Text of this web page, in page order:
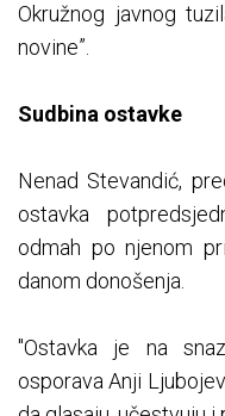
Okružnog javnog
novine”.
Sudbina ostavke
Nenad Stevandić,
ostavka
odmah po njenom
danom donošenja.
"Ostavka je na
osporava Anji